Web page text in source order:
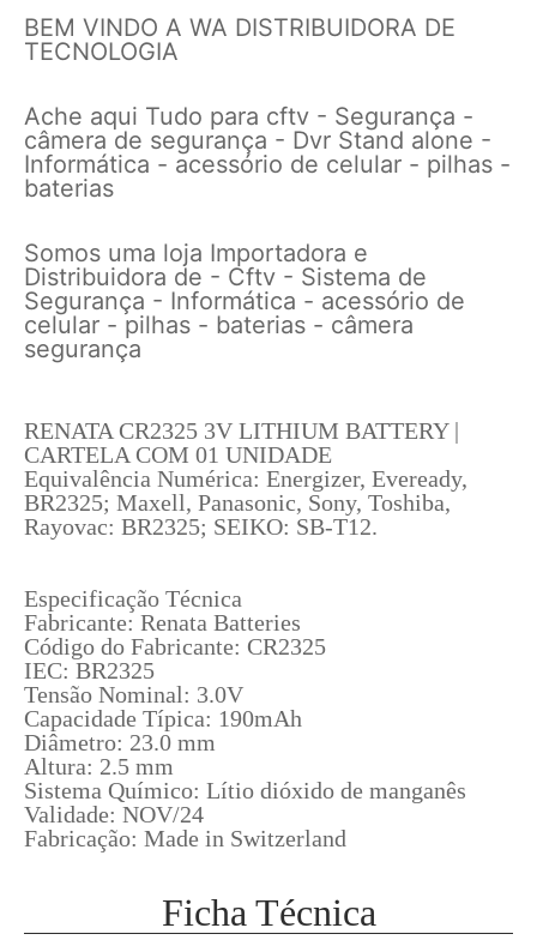
BEM VINDO A WA DISTRIBUIDORA DE
TECNOLOGIA
Ache aqui Tudo para cftv - Segurança -
câmera de segurança - Dvr Stand alone -
Informática - acessório de celular - pilhas -
baterias
Somos uma loja Importadora e
Distribuidora de - Cftv - Sistema de
Segurança - Informática - acessório de
celular - pilhas - baterias - câmera
segurança
RENATA CR2325 3V LITHIUM BATTERY |
CARTELA COM 01 UNIDADE
Equivalência Numérica: Energizer, Eveready,
BR2325; Maxell, Panasonic, Sony, Toshiba,
Rayovac: BR2325; SEIKO: SB-T12.
Especificação Técnica
Fabricante: Renata Batteries
Código do Fabricante: CR2325
IEC: BR2325
Tensão Nominal: 3.0V
Capacidade Típica: 190mAh
Diâmetro: 23.0 mm
Altura: 2.5 mm
Sistema Químico: Lítio dióxido de manganês
Validade: NOV/24
Fabricação: Made in Switzerland
Ficha Técnica